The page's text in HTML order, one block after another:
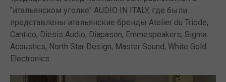
"итальянском уголке" AUDIO IN ITALY, где были
представлены итальянские бренды Atelier du Triode,
Cantico, Diesis Audio, Diapason, Emmespeakers, Sigma
Acoustics, North Star Design, Master Sound, White Gold
Electronics.